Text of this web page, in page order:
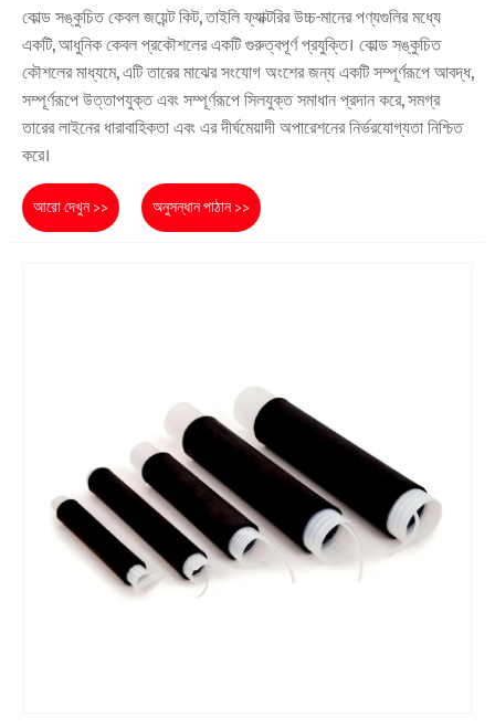
কোল্ড সঙ্কুচিত কেবল জয়েন্ট কিট, তাইলি ফ্যাক্টরির উচ্চ-মানের পণ্যগুলির মধ্যে
একটি, আধুনিক কেবল প্রকৌশলের একটি গুরুত্বপূর্ণ প্রযুক্তি। কোল্ড সঙ্কুচিত
কৌশলের মাধ্যমে, এটি তারের মাঝের সংযোগ অংশের জন্য একটি সম্পূর্ণরূপে আবদ্ধ,
সম্পূর্ণরূপে উত্তাপযুক্ত এবং সম্পূর্ণরূপে সিলযুক্ত সমাধান প্রদান করে, সমগ্র
তারের লাইনের ধারাবাহিকতা এবং এর দীর্ঘমেয়াদী অপারেশনের নির্ভরযোগ্যতা নিশ্চিত
করে।
আরো দেখুন >> অনুসন্ধান পাঠান >>